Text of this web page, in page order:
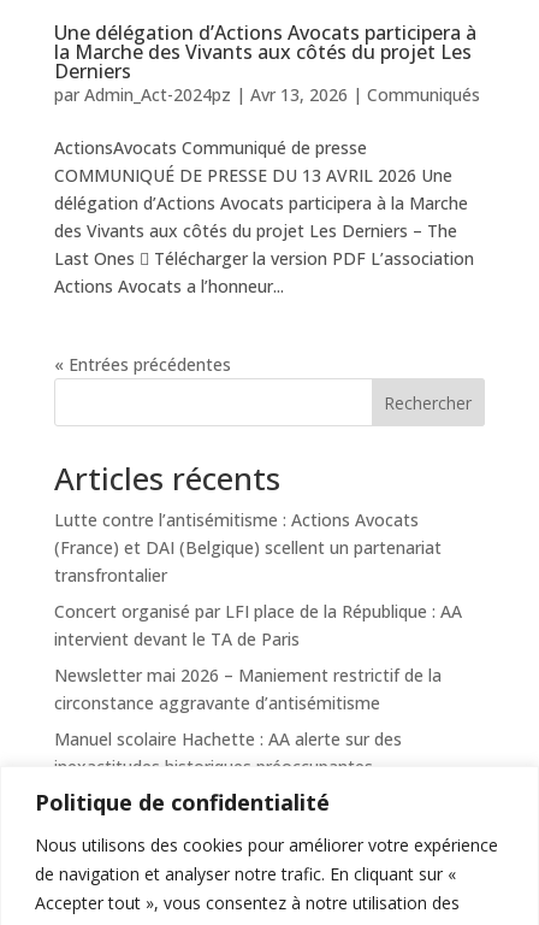
Politique de confidentialité
Nous utilisons des cookies pour améliorer votre expérience
de navigation et analyser notre trafic. En cliquant sur «
Accepter tout », vous consentez à notre utilisation des
Une délégation d’Actions Avocats participera à
la Marche des Vivants aux côtés du projet Les
Derniers
par Admin_Act-2024pz | Avr 13, 2026 | Communiqués
ActionsAvocats Communiqué de presse
COMMUNIQUÉ DE PRESSE DU 13 AVRIL 2026 Une
délégation d’Actions Avocats participera à la Marche
des Vivants aux côtés du projet Les Derniers – The
Last Ones  Télécharger la version PDF L’association
Actions Avocats a l’honneur...
« Entrées précédentes
Rechercher
Articles récents
Lutte contre l’antisémitisme : Actions Avocats
(France) et DAI (Belgique) scellent un partenariat
transfrontalier
Concert organisé par LFI place de la République : AA
intervient devant le TA de Paris
Newsletter mai 2026 – Maniement restrictif de la
circonstance aggravante d’antisémitisme
Manuel scolaire Hachette : AA alerte sur des
inexactitudes historiques préoccupantes
France Télévisions : signalement du documentaire «
France 5